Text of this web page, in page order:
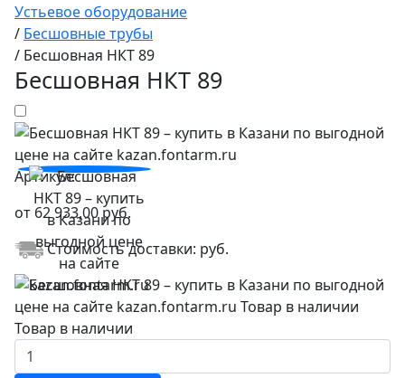
Устьевое оборудование
/ Бесшовные трубы
/ Бесшовная НКТ 89
Бесшовная НКТ 89
Артикул:
от 62 933,00руб.
Стоимость доставки: руб.
Товар в наличии